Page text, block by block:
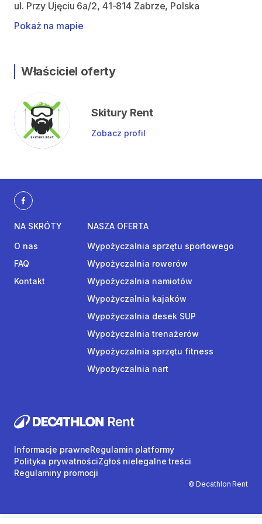
ul. Przy Ujęciu 6a/2, 41-814 Zabrze, Polska
Pokaż na mapie
Właściciel oferty
Skitury Rent
Zobacz profil
NA SKRÓTY
O nas
FAQ
Kontakt
NASZA OFERTA
Wypożyczalnia sprzętu sportowego
Wypożyczalnia rowerów
Wypożyczalnia namiotów
Wypożyczalnia kajaków
Wypożyczalnia desek SUP
Wypożyczalnia trenażerów
Wypożyczalnia sprzętu fitness
Wypożyczalnia nart
© Decathlon Rent
Informacje prawneRegulamin platformy
Polityka prywatnościZgłoś nielegalne treści
Regulaminy promocji